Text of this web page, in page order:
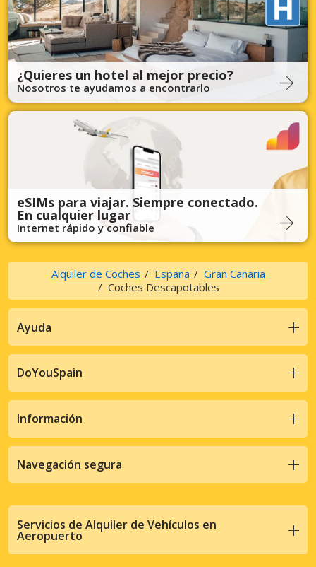
¿Quieres un hotel al mejor precio?
Nosotros te ayudamos a encontrarlo
eSIMs para viajar. Siempre conectado.
En cualquier lugar
Internet rápido y confiable
Alquiler de Coches España
Gran Canaria
Coches Descapotables
Ayuda
DoYouSpain
Información
Navegación segura
Servicios de Alquiler de Vehículos en
Aeropuerto